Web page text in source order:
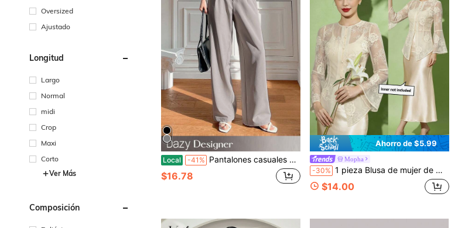
Oversized
Ajustado
Longitud
Largo
Normal
midi
Crop
Maxi
Corto
Ver Más
Composición
Local -41% Pantalones casuales de pierna recta con botones delanteros de unicolor para mujer de diseñador
$16.78
Ahorro de $5.99
Mopha
-30% 1 pieza Blusa de mujer de manga larga con botones, de verano
$14.00